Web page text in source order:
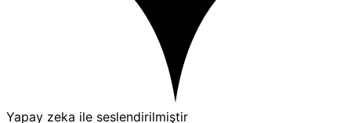
Yapay zeka ile seslendirilmiştir